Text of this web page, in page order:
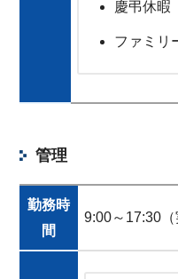
慶弔休暇
ファミリ
管理
勤務時
間
9:00～17:30（